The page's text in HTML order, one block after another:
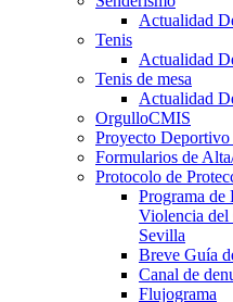
Actualidad
Tenis
Actualidad
Tenis de mesa
Actualidad
OrgulloCMIS
Proyecto
Formularios de
Protocolo de
Programa de
Violencia
Sevilla
Breve Guía
Canal de
Flujograma